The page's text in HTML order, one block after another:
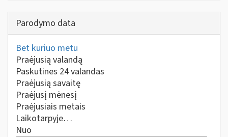
Parodymo data
Bet kuriuo metu
Praėjusią valandą
Paskutines 24 valandas
Praėjusią savaitę
Praėjusį mėnesį
Praėjusiais metais
Laikotarpyje…
Nuo